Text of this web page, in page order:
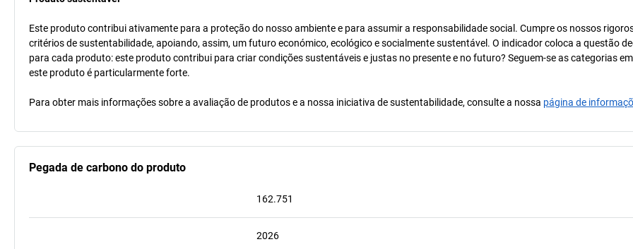
Este produto contribui ativamente para a proteção do nosso ambiente e para assumir a responsabilidade social. Cumpre os nossos
critérios de sustentabilidade, apoiando, assim, um futuro económico, ecológico e socialmente sustentável. O indicador coloca a questão
para cada produto: este produto contribui para criar condições sustentáveis e justas no presente e no futuro? Seguem-se as categorias
este produto é particularmente forte.
Para obter mais informações sobre a avaliação de produtos e a nossa iniciativa de sustentabilidade, consulte a nossa página de
Pegada de carbono do produto
162.751
2026